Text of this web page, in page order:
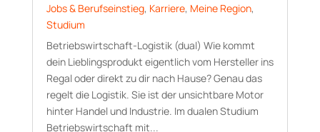
Jobs & Berufseinstieg, Karriere, Meine Region,
Studium
Betriebswirtschaft-Logistik (dual) Wie kommt
dein Lieblingsprodukt eigentlich vom Hersteller ins
Regal oder direkt zu dir nach Hause? Genau das
regelt die Logistik. Sie ist der unsichtbare Motor
hinter Handel und Industrie. Im dualen Studium
Betriebswirtschaft mit...